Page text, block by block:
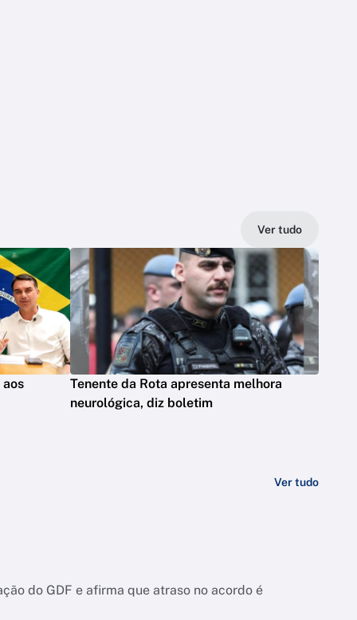
Ver tudo
Tenente da Rota apresenta melhora
neurológica, diz boletim
Ver tudo
do GDF e afirma que atraso no acordo é